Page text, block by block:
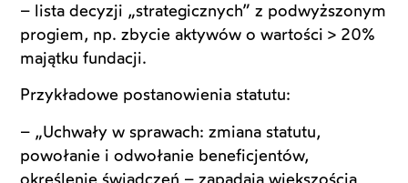
– lista decyzji „strategicznych” z podwyższonym
progiem, np. zbycie aktywów o wartości > 20%
majątku fundacji.
Przykładowe postanowienia statutu:
– „Uchwały w sprawach: zmiana statutu,
powołanie i odwołanie beneficjentów,